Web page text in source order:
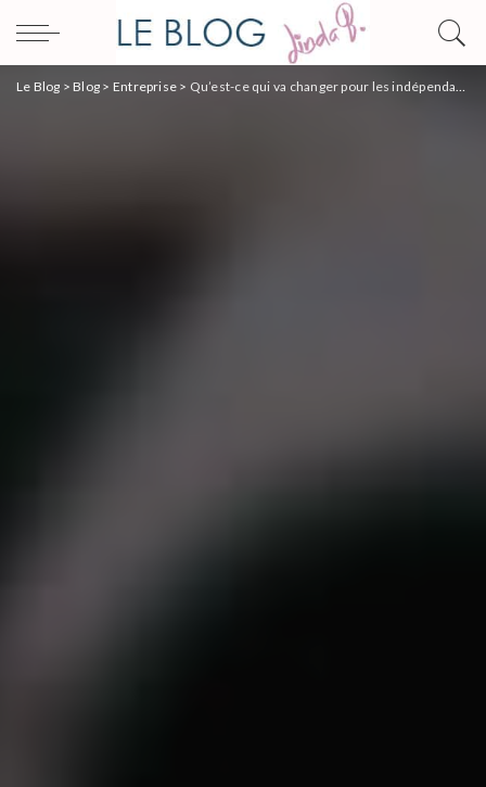
Le Blog > Blog > Entreprise > Qu’est-ce qui va changer pour les indépendants, en 2020 ?